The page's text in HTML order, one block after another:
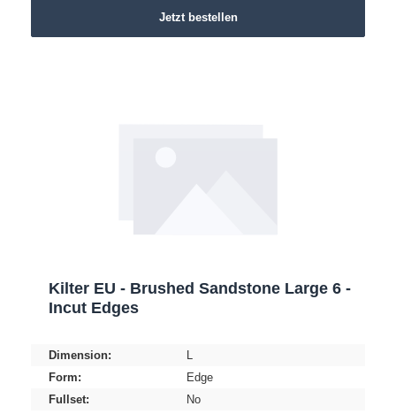
Jetzt bestellen
Kilter EU - Brushed Sandstone Large 6 -
Incut Edges
Dimension:
L
Form:
Edge
Fullset:
No